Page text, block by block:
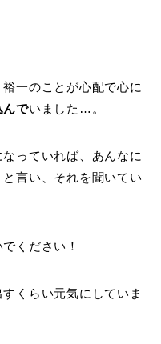
一のことが心配で心に
んでいました…。
っていれば、あんなに
言い、それを聞いてい
ください！
くらい元気にしていま